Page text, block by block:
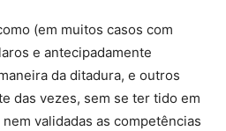
(em muitos casos com
e antecipadamente
da ditadura, e outros
das vezes, sem se ter tido em
validadas as competências